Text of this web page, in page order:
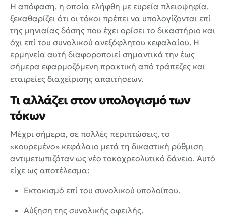
Η απόφαση, η οποία ελήφθη με ευρεία πλειοψηφία,
ξεκαθαρίζει ότι οι τόκοι πρέπει να υπολογίζονται επί
της μηνιαίας δόσης που έχει ορίσει το δικαστήριο και
όχι επί του συνολικού ανεξόφλητου κεφαλαίου. Η
ερμηνεία αυτή διαφοροποιεί σημαντικά την έως
σήμερα εφαρμοζόμενη πρακτική από τράπεζες και
εταιρείες διαχείρισης απαιτήσεων.
Τι αλλάζει στον υπολογισμό των
τόκων
Μέχρι σήμερα, σε πολλές περιπτώσεις, το
«κουρεμένο» κεφάλαιο μετά τη δικαστική ρύθμιση
αντιμετωπιζόταν ως νέο τοκοχρεολυτικό δάνειο. Αυτό
είχε ως αποτέλεσμα:
Εκτοκισμό επί του συνολικού υπολοίπου.
Αύξηση της συνολικής οφειλής.